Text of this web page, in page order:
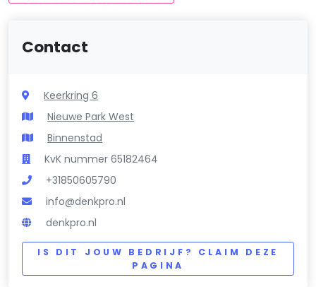
Contact
Keerkring 6
Nieuwe Park West
Binnenstad
KvK nummer 65182464
+31850605790
info@denkpro.nl
denkpro.nl
IS DIT JOUW BEDRIJF? CLAIM DEZE
PAGINA